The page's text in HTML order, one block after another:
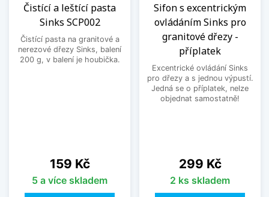
Čistící a leštící pasta
Sinks SCP002
Čistící pasta na granitové a
nerezové dřezy Sinks, balení
200 g, v balení je houbička.
Cena
159 Kč
5 a více skladem
Sifon s excentrickým
ovládáním Sinks pro
granitové dřezy -
příplatek
Excentrické ovládání Sinks
pro dřezy a s jednou výpustí.
Jedná se o příplatek, nelze
objednat samostatně!
Cena
299 Kč
2 ks skladem